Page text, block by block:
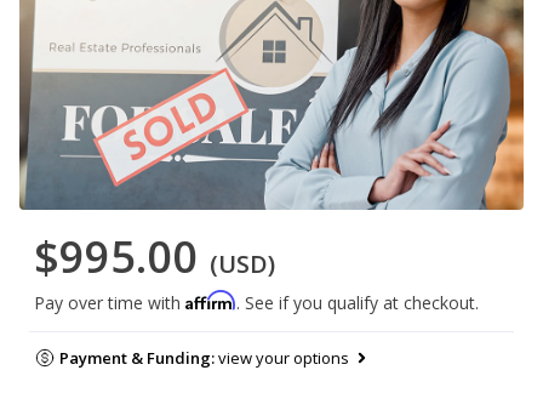
$995.00 (USD)
Pay over time with Affirm. See if you qualify at checkout.
Payment & Funding:view your options